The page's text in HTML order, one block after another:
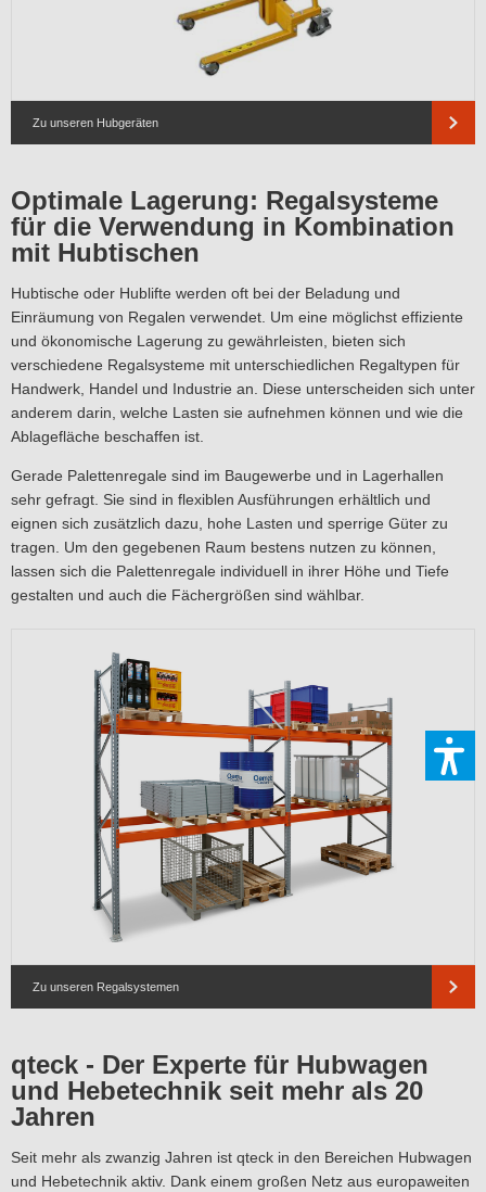
Zu unseren Hubgeräten
Optimale Lagerung: Regalsysteme
für die Verwendung in Kombination
mit Hubtischen
Hubtische oder Hublifte werden oft bei der Beladung und
Einräumung von Regalen verwendet. Um eine möglichst effiziente
und ökonomische Lagerung zu gewährleisten, bieten sich
verschiedene Regalsysteme mit unterschiedlichen Regaltypen für
Handwerk, Handel und Industrie an. Diese unterscheiden sich unter
anderem darin, welche Lasten sie aufnehmen können und wie die
Ablagefläche beschaffen ist.
Gerade Palettenregale sind im Baugewerbe und in Lagerhallen
sehr gefragt. Sie sind in flexiblen Ausführungen erhältlich und
eignen sich zusätzlich dazu, hohe Lasten und sperrige Güter zu
tragen. Um den gegebenen Raum bestens nutzen zu können,
lassen sich die Palettenregale individuell in ihrer Höhe und Tiefe
gestalten und auch die Fächergrößen sind wählbar.
Zu unseren Regalsystemen
qteck - Der Experte für Hubwagen
und Hebetechnik seit mehr als 20
Jahren
Seit mehr als zwanzig Jahren ist qteck in den Bereichen Hubwagen
und Hebetechnik aktiv. Dank einem großen Netz aus europaweiten